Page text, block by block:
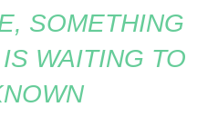
SOMETHING
WAITING TO